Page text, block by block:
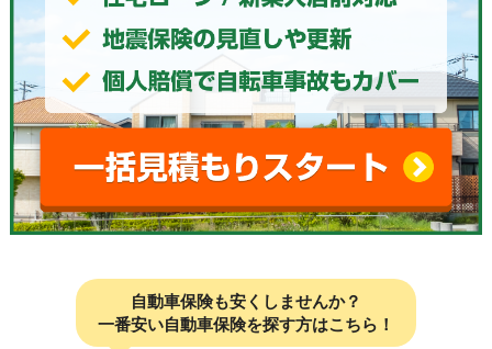
自動車保険も安くしませんか？
一番安い自動車保険を探す方はこちら！